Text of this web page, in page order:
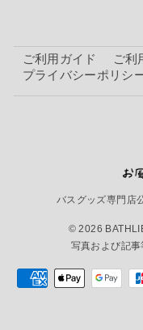
ご利用ガイド ご利
プライバシーポリシ
バスグッズ専門店
© 2026
写真および記事